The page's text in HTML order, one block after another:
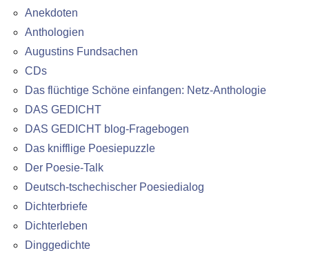
Anekdoten
Anthologien
Augustins Fundsachen
CDs
Das flüchtige Schöne einfangen: Netz-Anthologie
DAS GEDICHT
DAS GEDICHT blog-Fragebogen
Das knifflige Poesiepuzzle
Der Poesie-Talk
Deutsch-tschechischer Poesiedialog
Dichterbriefe
Dichterleben
Dinggedichte